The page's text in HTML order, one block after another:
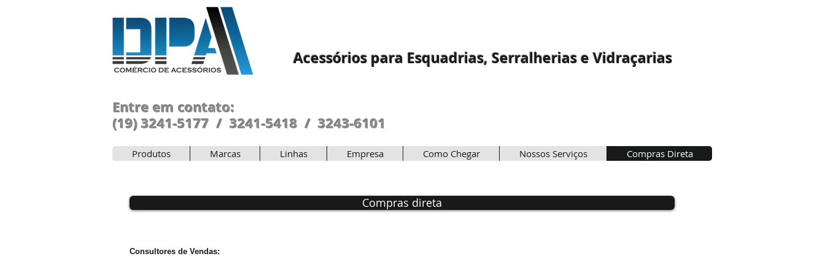
Acessórios para Esquadrias, Serralherias e Vidraçarias
Entre em contato:
(19) 3241-5177 / 3241-5418 / 3243-6101
Produtos Marcas Linhas Empresa Como Chegar Nossos Serviços Compras Direta
Consultores de Vendas:
Compras direta